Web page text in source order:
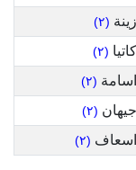
زينة (٢)
كاتيا (٢)
اسامة (٢)
جيهان (٢)
اسعاف (٢)